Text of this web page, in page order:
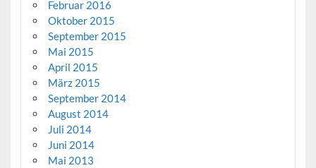
Februar 2016
Oktober 2015
September 2015
Mai 2015
April 2015
März 2015
September 2014
August 2014
Juli 2014
Juni 2014
Mai 2013